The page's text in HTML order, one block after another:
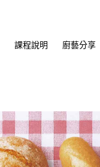
課程說明 廚藝分享